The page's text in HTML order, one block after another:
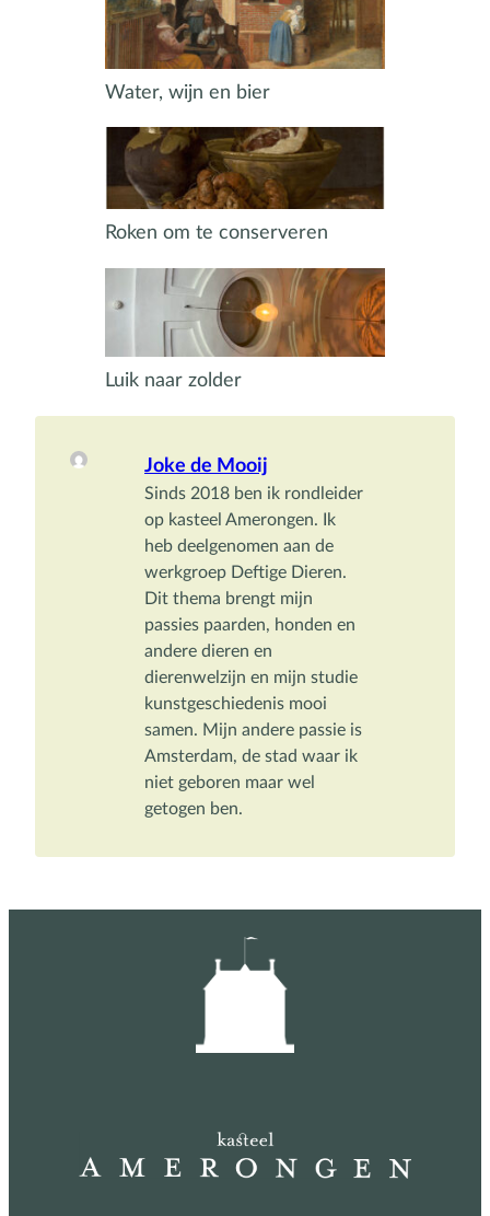
Water, wijn en bier
Roken om te conserveren
Luik naar zolder
Joke de Mooij
Sinds 2018 ben ik rondleider
op kasteel Amerongen. Ik
heb deelgenomen aan de
werkgroep Deftige Dieren.
Dit thema brengt mijn
passies paarden, honden en
andere dieren en
dierenwelzijn en mijn studie
kunstgeschiedenis mooi
samen. Mijn andere passie is
Amsterdam, de stad waar ik
niet geboren maar wel
getogen ben.